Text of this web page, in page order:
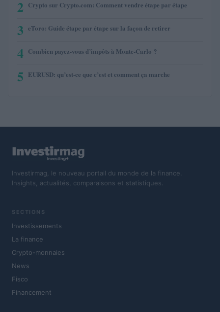
2 Crypto sur Crypto.com: Comment vendre étape par étape
3 eToro: Guide étape par étape sur la façon de retirer
4 Combien payez-vous d’impôts à Monte-Carlo ?
5 EURUSD: qu’est-ce que c’est et comment ça marche
Investirmag, le nouveau portail du monde de la finance.
Insights, actualités, comparaisons et statistiques.
SECTIONS
Investissements
La finance
Crypto-monnaies
News
Fisco
Financement